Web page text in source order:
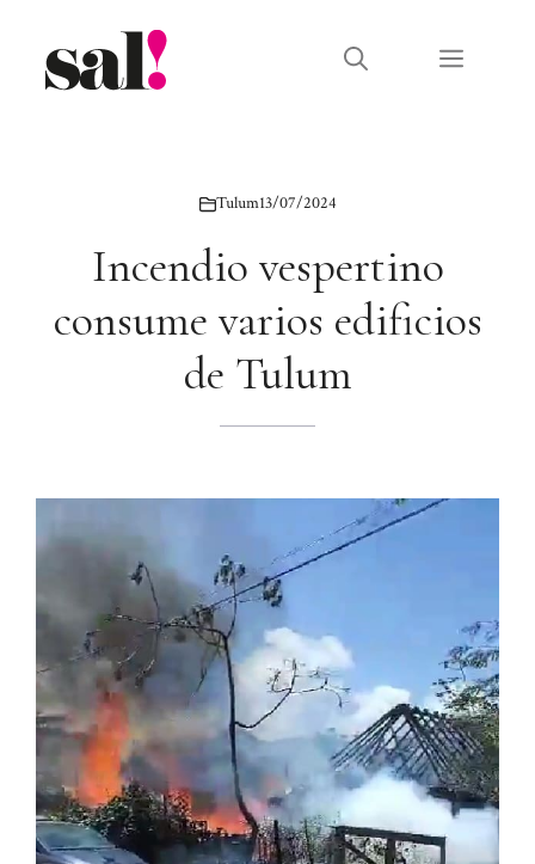
contenido
Menú
Tulum13/07/2024
Incendio vespertino
consume varios edificios
de Tulum